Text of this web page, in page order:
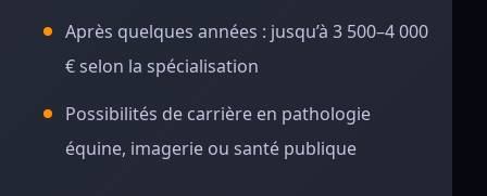
Après quelques années : jusqu’à 3 500–4 000
€ selon la spécialisation
Possibilités de carrière en pathologie
équine, imagerie ou santé publique